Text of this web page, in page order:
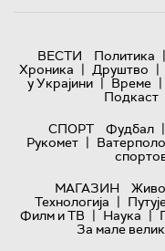
ВЕСТИ Политика |
Хроника | Друштво |
у Украјини | Време |
Подкаст
СПОРТ
Фудбал |
Рукомет | Ватерполо
МАГАЗИН
Технологијa |
Филм и ТВ | Наука |
За мале